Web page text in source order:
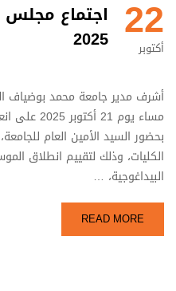
22
أكتوبر
2025
أشرف مدير جامعة محمد بوضياف
مساء يوم
بحضور السيد الأمين العام
الكليات، وذلك لتقييم انطلاق
البيداغوجية، …
READ MORE